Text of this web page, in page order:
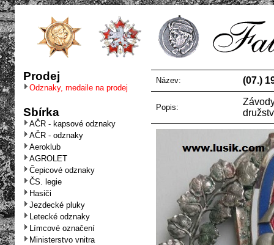
Prodej
Odznaky, medaile na prodej
Sbírka
AČR - kapsové odznaky
AČR - odznaky
Aeroklub
AGROLET
Čepicové odznaky
ČS. legie
Hasiči
Jezdecké pluky
Letecké odznaky
Límcové označení
Ministerstvo vnitra
Název: (07.)
Popis: